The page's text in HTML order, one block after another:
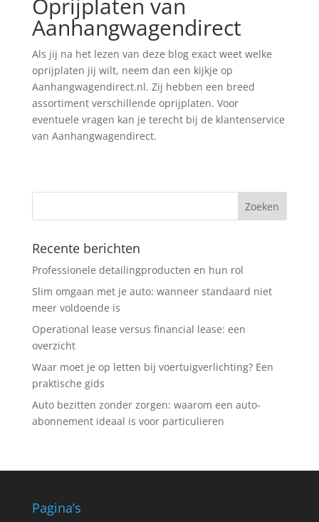
Oprijplaten van
Aanhangwagendirect
Als jij na het lezen van deze blog exact weet welke
oprijplaten jij wilt, neem dan een kijkje op
Aanhangwagendirect.nl. Zij hebben een breed
assortiment verschillende oprijplaten. Voor
eventuele vragen kan je terecht bij de klantenservice
van Aanhangwagendirect.
Recente berichten
Professionele detailingproducten en hun rol
Slim omgaan met je auto: wanneer standaard niet
meer voldoende is
Operational lease versus financial lease: een
overzicht
Waar moet je op letten bij voertuigverlichting? Een
praktische gids
Auto bezitten zonder zorgen: waarom een auto-
abonnement ideaal is voor particulieren
Pagina’s